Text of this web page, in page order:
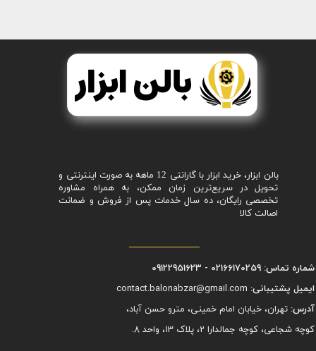
بالن ابزار، خرید ابزار با گارانتی 12 ماهه به صورت اینترنتی و
تحویل در سریع‌ترین زمان ممکن، به همراه مشاوره
تخصصی رایگان، ده سال خدمات پس از فروش و ضمانت
اصالت کالا
شماره تماس: 02166170259 - 09122951623
ایمیل پشتیبانی:
آدرس: تهران، خیابان امام خمینی، مترو حسن آباد،
کوچه شجاعی، کوچه جمالدارا 2، پلاک 13، واحد 8.